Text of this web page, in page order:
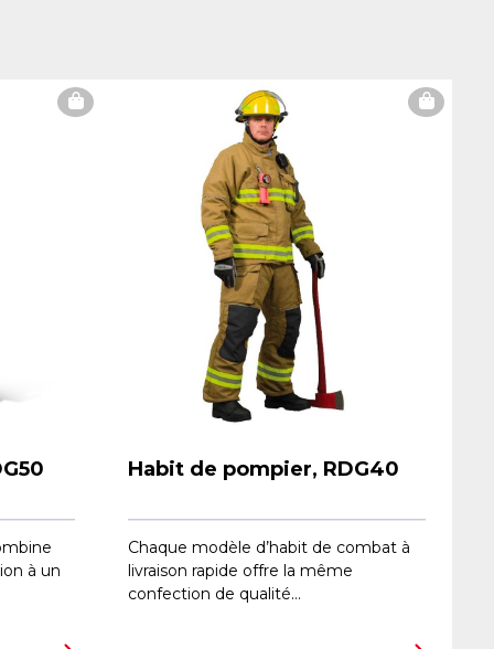
à un
Habit de pompier, RDG40
Chaque modèle d’habit de combat à
livraison rapide offre la même
confection de qualité...